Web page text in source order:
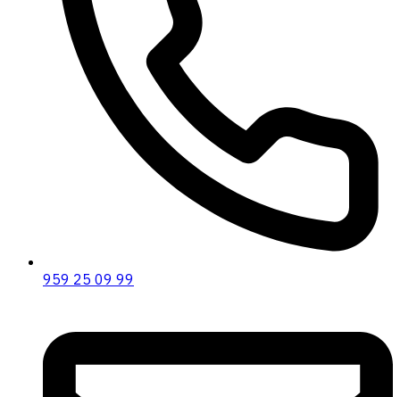
959 25 09 99